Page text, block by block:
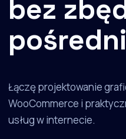
bez
Łączę projektowanie
WooCommerce i
usług w internecie.